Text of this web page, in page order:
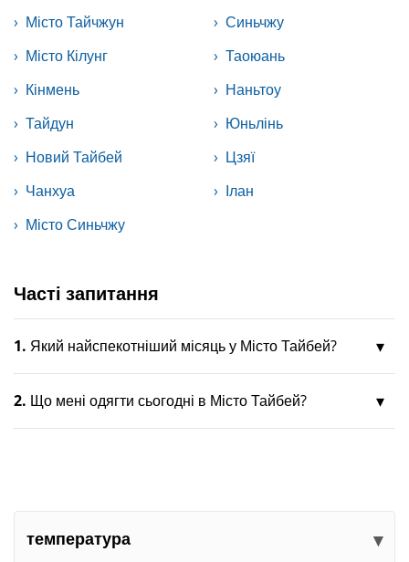
Місто Тайчжун
Синьчжу
Місто Кілунг
Таоюань
Кінмень
Наньтоу
Тайдун
Юньлінь
Новий Тайбей
Цзяї
Чанхуа
Ілан
Місто Синьчжу
Часті запитання
1. Який найспекотніший місяць у Місто Тайбей?
2. Що мені одягти сьогодні в Місто Тайбей?
температура